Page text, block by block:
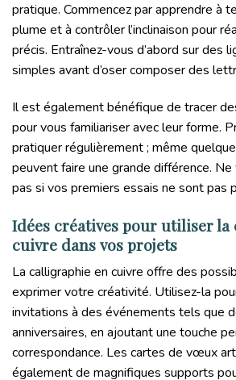
pratique. Commencez par apprendre à
plume et à contrôler l’inclinaison pour
précis. Entraînez-vous d’abord sur des
simples avant d’oser composer des
Il est également bénéfique de tracer
pour vous familiariser avec leur forme.
pratiquer régulièrement ; même
peuvent faire une grande différence.
pas si vos premiers essais ne sont pas
Idées créatives pour utiliser
cuivre dans vos projets
La calligraphie en cuivre offre des
exprimer votre créativité. Utilisez-la
invitations à des événements tels que
anniversaires, en ajoutant une touche
correspondance. Les cartes de vœux
également de magnifiques supports